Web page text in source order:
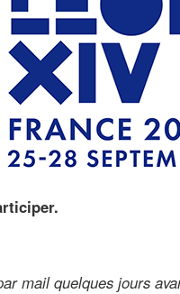
mail quelques jours